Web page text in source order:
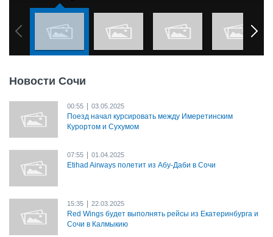
Новости Сочи
00:55 03.05.2025
Поезд начал курсировать между Имеретинским
Курортом и Сухумом
07:55 01.04.2025
Etihad Airways полетит из Абу-Даби в Сочи
15:35 22.03.2025
Red Wings будет выполнять рейсы из Екатеринбурга и
Сочи в Калмыкию